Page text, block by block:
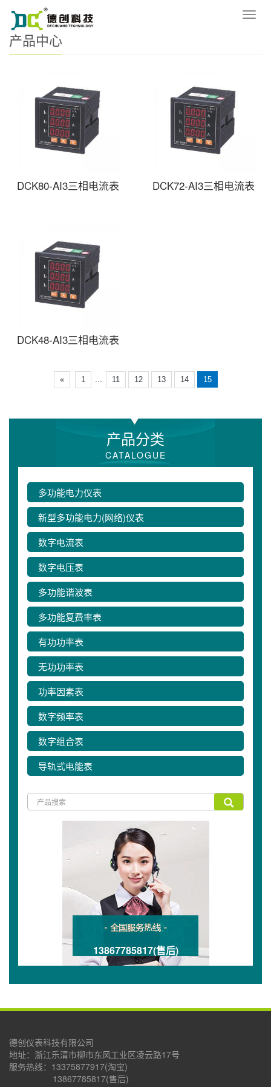
导
您的位置：网站首页
产品中心
DCK80-AI3三相电流表 DCK72-AI3三相电流表
DCK48-AI3三相电流表
« 1 ... 11 12 13 14 15
产品分类
CATALOGUE
多功能电力仪表
新型多功能电力(网络)仪表
数字电流表
数字电压表
多功能谐波表
多功能复费率表
有功功率表
无功功率表
功率因素表
数字频率表
数字组合表
导轨式电能表
13867785817(售后)
德创仪表科技有限公司
地址：浙江乐清市柳市东风工业区凌云路17号
服务热线：13375877917(淘宝)
13867785817(售后)